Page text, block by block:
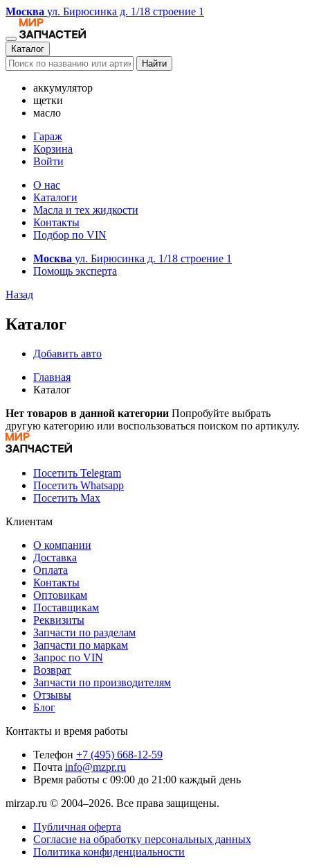
Москва ул. Бирюсинка д. 1/18 строение 1
Каталог
Найти
аккумулятор
щетки
масло
Гараж
Корзина
Войти
О нас
Каталоги
Масла и тех жидкости
Контакты
Подбор по VIN
Москва ул. Бирюсинка д. 1/18 строение 1
Помощь эксперта
Назад
Каталог
Добавить авто
Главная
Каталог
Нет товаров в данной категории Попробуйте выбрать
другую категорию или воспользоваться поиском по артикулу.
Посетить Telegram
Посетить Whatsapp
Посетить Max
Клиентам
О компании
Доставка
Оплата
Контакты
Оптовикам
Поставщикам
Реквизиты
Запчасти по разделам
Запчасти по маркам
Запрос по VIN
Возврат
Запчасти по производителям
Отзывы
Блог
Контакты и время работы
Телефон +7 (495) 668-12-59
Почта info@mzpr.ru
Время работы с 09:00 до 21:00 каждый день
mirzap.ru © 2004–2026. Все права защищены.
Публичная оферта
Согласие на обработку персональных данных
Политика конфиденциальности